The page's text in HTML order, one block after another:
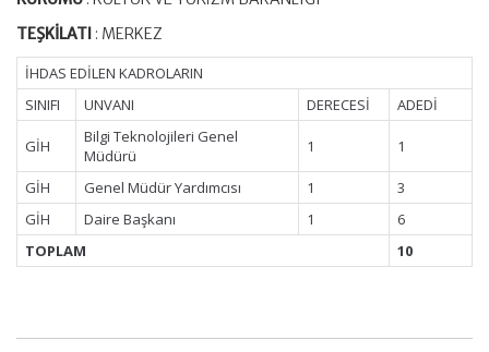
TEŞKİLATI : MERKEZ
İHDAS EDİLEN KADROLARIN
SINIFI
UNVANI DERECESİ ADEDİ
GİH
Bilgi Teknolojileri Genel
Müdürü
1 1
GİH Genel Müdür Yardımcısı 1
3
GİH
Daire Başkanı 1
6
TOPLAM
10